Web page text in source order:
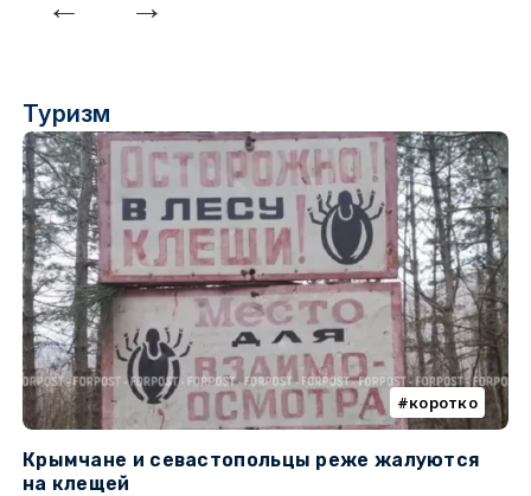
Туризм
коротко
Крымчане и севастопольцы реже жалуются
на клещей